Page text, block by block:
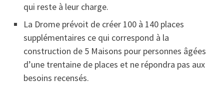
qui reste à leur charge.
La Drome prévoit de créer 100 à 140 places
supplémentaires ce qui correspond à la
construction de 5 Maisons pour personnes âgées
d’une trentaine de places et ne répondra pas aux
besoins recensés.